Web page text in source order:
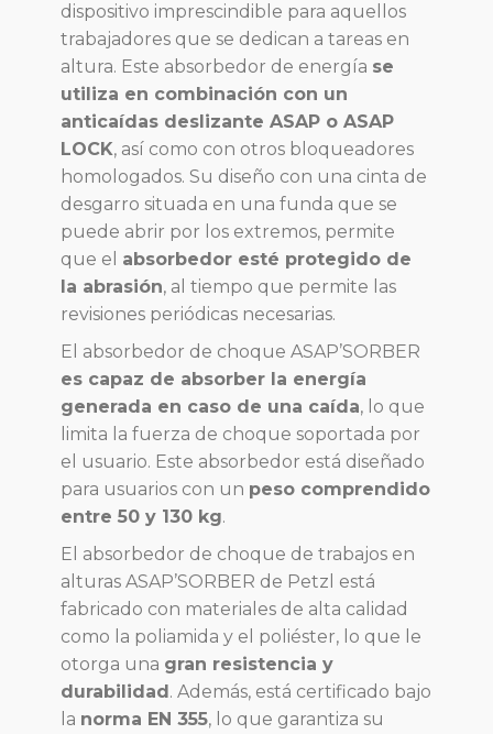
dispositivo imprescindible para aquellos
trabajadores que se dedican a tareas en
altura. Este absorbedor de energía se
utiliza en combinación con un
anticaídas deslizante ASAP o ASAP
LOCK, así como con otros bloqueadores
homologados. Su diseño con una cinta de
desgarro situada en una funda que se
puede abrir por los extremos, permite
que el absorbedor esté protegido de
la abrasión, al tiempo que permite las
revisiones periódicas necesarias.
El absorbedor de choque ASAP’SORBER
es capaz de absorber la energía
generada en caso de una caída, lo que
limita la fuerza de choque soportada por
el usuario. Este absorbedor está diseñado
para usuarios con un peso comprendido
entre 50 y 130 kg.
El absorbedor de choque de trabajos en
alturas ASAP’SORBER de Petzl está
fabricado con materiales de alta calidad
como la poliamida y el poliéster, lo que le
otorga una gran resistencia y
durabilidad . Además, está certificado bajo
la norma EN 355, lo que garantiza su